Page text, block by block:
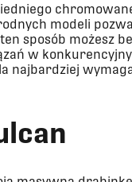
modeli
sposób możesz
w
najbardziej